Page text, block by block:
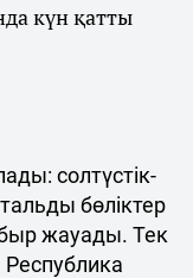
күн қатты
солтүстік-
бөліктер
жауады. Тек